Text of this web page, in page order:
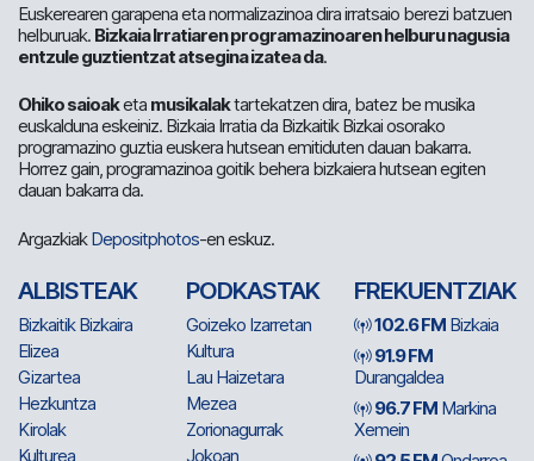
Euskerearen garapena eta normalizazinoa dira irratsaio berezi batzuen
helburuak. Bizkaia Irratiaren programazinoaren helburu nagusia
entzule guztientzat atsegina izatea da.
Ohiko saioaketa musikalaktartekatzen dira, batez be musika
euskalduna eskeiniz. Bizkaia Irratia da Bizkaitik Bizkai osorako
programazino guztia euskera hutsean emitiduten dauan bakarra.
Horrez gain, programazinoa goitik behera bizkaiera hutsean egiten
dauan bakarra da.
ArgazkiakDepositphotos-en eskuz.
ALBISTEAK
Bizkaitik Bizkaira
Elizea
Gizartea
Hezkuntza
Kirolak
Kulturea
PODKASTAK
Goizeko Izarretan
Kultura
Lau Haizetara
Mezea
Zorionagurrak
Jokoan
FREKUENTZIAK
102.6 FM Bizkaia
91.9 FM
Durangaldea
96.7 FM Markina
Xemein